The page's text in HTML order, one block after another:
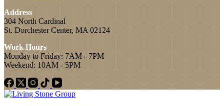
Address
304 North Cardinal
St. Dorchester Center, MA 02124
Work Hours
Monday to Friday: 7AM - 7PM
Weekend: 10AM - 5PM